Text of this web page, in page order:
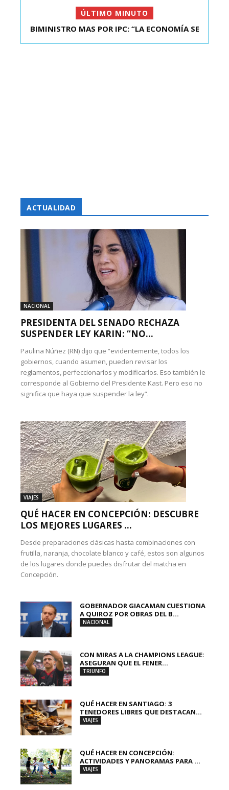
ÚLTIMO MINUTO
KAST SE REUNIÓ CON EL PRESIDENTE ELECTO DE
BIMINISTRO MAS POR IPC: “LA ECONOMÍA SE
ACTUALIDAD
NACIONAL
PRESIDENTA DEL SENADO RECHAZA
SUSPENDER LEY KARIN: “NO...
Paulina Núñez (RN) dijo que “evidentemente, todos los
gobiernos, cuando asumen, pueden revisar los
reglamentos, perfeccionarlos y modificarlos. Eso también le
corresponde al Gobierno del Presidente Kast. Pero eso no
significa que haya que suspender la ley”.
VIAJES
QUÉ HACER EN CONCEPCIÓN: DESCUBRE
LOS MEJORES LUGARES ...
Desde preparaciones clásicas hasta combinaciones con
frutilla, naranja, chocolate blanco y café, estos son algunos
de los lugares donde puedes disfrutar del matcha en
Concepción.
GOBERNADOR GIACAMAN CUESTIONA
A QUIROZ POR OBRAS DEL B...
NACIONAL
CON MIRAS A LA CHAMPIONS LEAGUE:
ASEGURAN QUE EL FENER...
TRIUNFO
QUÉ HACER EN SANTIAGO: 3
TENEDORES LIBRES QUE DESTACAN...
VIAJES
QUÉ HACER EN CONCEPCIÓN:
ACTIVIDADES Y PANORAMAS PARA ...
VIAJES